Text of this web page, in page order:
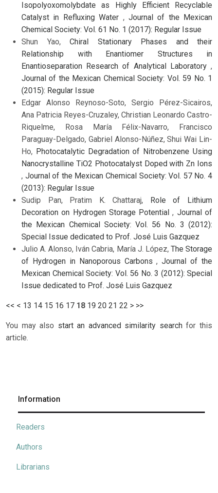
Isopolyoxomolybdate as Highly Efficient Recyclable
Catalyst in Refluxing Water , Journal of the Mexican
Chemical Society: Vol. 61 No. 1 (2017): Regular Issue
Shun Yao, Chiral Stationary Phases and their
Relationship with Enantiomer Structures in
Enantioseparation Research of Analytical Laboratory ,
Journal of the Mexican Chemical Society: Vol. 59 No. 1
(2015): Regular Issue
Edgar Alonso Reynoso-Soto, Sergio Pérez-Sicairos,
Ana Patricia Reyes-Cruzaley, Christian Leonardo Castro-
Riquelme, Rosa María Félix-Navarro, Francisco
Paraguay-Delgado, Gabriel Alonso-Núñez, Shui Wai Lin-
Ho, Photocatalytic Degradation of Nitrobenzene Using
Nanocrystalline TiO2 Photocatalyst Doped with Zn Ions
, Journal of the Mexican Chemical Society: Vol. 57 No. 4
(2013): Regular Issue
Sudip Pan, Pratim K. Chattaraj,
Role of Lithium
Decoration on Hydrogen Storage Potential, Journal of
the Mexican Chemical Society: Vol. 56 No. 3 (2012):
Special Issue dedicated to Prof. José Luis Gazquez
Julio A. Alonso, Iván Cabria, María J. López, The Storage
of Hydrogen in Nanoporous Carbons,Journal of the
Mexican Chemical Society: Vol. 56 No. 3 (2012): Special
Issue dedicated to Prof. José Luis Gazquez
<< < 13 14 15 16 17 18 19 20 21 22 > >>
You may also start an advanced similarity searchfor this
article.
Information
Readers
Authors
Librarians